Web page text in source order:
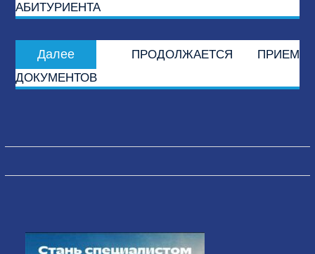
записям
АБИТУРИЕНТА
Далее
запись:
ПРОДОЛЖАЕТСЯ ПРИЕМ
ДОКУМЕНТОВ